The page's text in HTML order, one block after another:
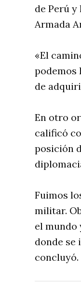
de Perú
Armada
«El
podemos
de
En otro
calificó
posición
Fuimos
militar.
el mundo
donde se
concluyó.